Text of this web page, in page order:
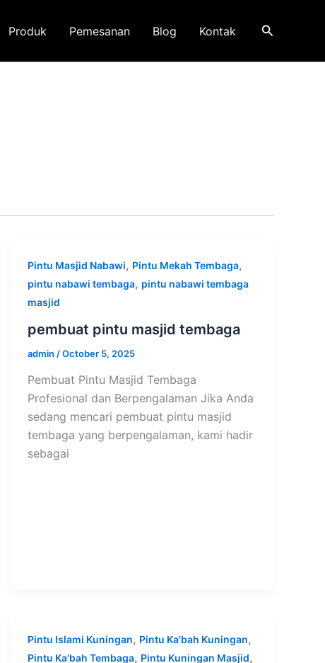
Produk Pemesanan Blog Kontak Search
Pintu Masjid Nabawi, Pintu Mekah Tembaga,
pintu nabawi tembaga, pintu nabawi tembaga
masjid
pembuat pintu masjid tembaga
admin /October 5, 2025
Pembuat Pintu Masjid Tembaga
Profesional dan Berpengalaman Jika Anda
sedang mencari pembuat pintu masjid
tembaga yang berpengalaman, kami hadir
sebagai
Pintu Islami Kuningan, Pintu Ka'bah Kuningan,
Pintu Ka'bah Tembaga, Pintu Kuningan Masjid,